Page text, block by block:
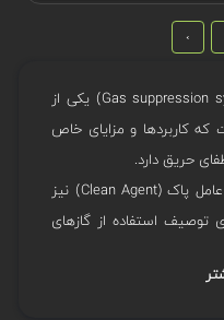
›
سیستم اطفای حریق گازی (Gas suppression systems) یکی از
که کاربردها و مزایای خاص
حریق دارد.
اطفاء حریق گازی که اطفای حریق با عامل پاک (Clean Agent) نیز
استفاده از گازهای
عامل، دریچه های آزاد